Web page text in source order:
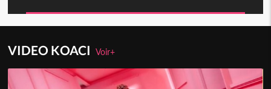
VIDEO KOACIVoir+